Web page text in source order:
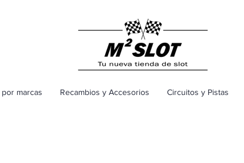
marcas Recambios y Accesorios Circuitos y Pistas